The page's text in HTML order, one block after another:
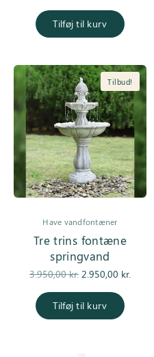
oprindelige
pris var:
3.200,00 kr..
Tilføj til kurv
Tilbud!
Have vandfontæner
Tre trins fontæne
springvand
3.950,00kr.
Den
oprindelige
pris var:
3.950,00 kr..
2.950,00 kr.
Tilføj til kurv